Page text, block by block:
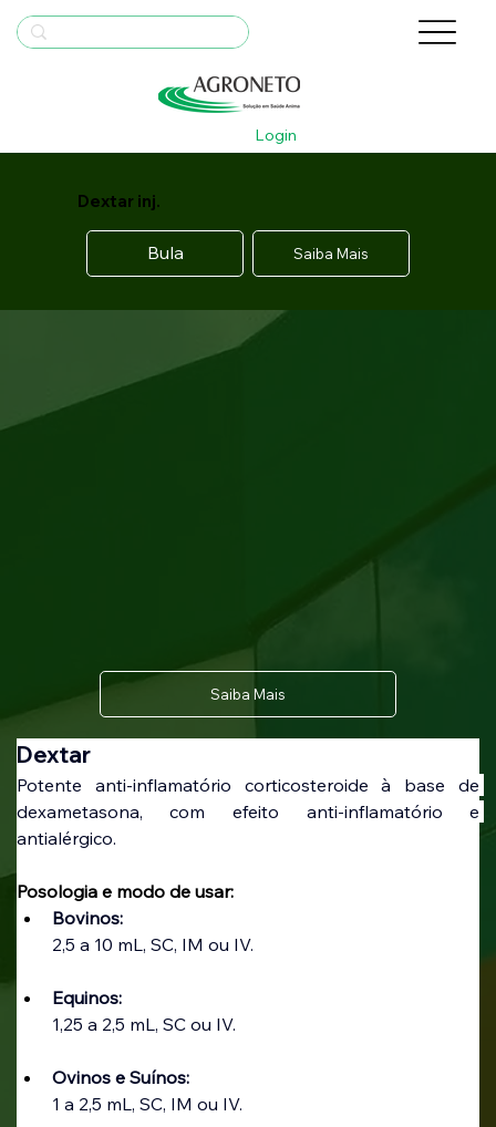
Login
Dextar inj.
Bula Saiba Mais
Dextar
Potente anti-inflamatório corticosteroide à base de
dexametasona, com efeito anti-inflamatório e
antialérgico.
Posologia e modo de usar:
Bovinos:
2,5 a 10 mL, SC, IM ou IV.
Equinos:
1,25 a 2,5 mL, SC ou IV.
Ovinos e Suínos:
1 a 2,5 mL, SC, IM ou IV.
Saiba Mais